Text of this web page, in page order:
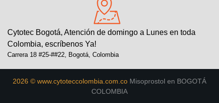
Cytotec Bogotá, Atención de domingo a Lunes en toda
Colombia, escríbenos Ya!
Carrera 18 #25-##22, Bogotá, Colombia
2026 © www.cytoteccolombia.com.co Misoprostol en BOGOTÁ
COLOMBIA